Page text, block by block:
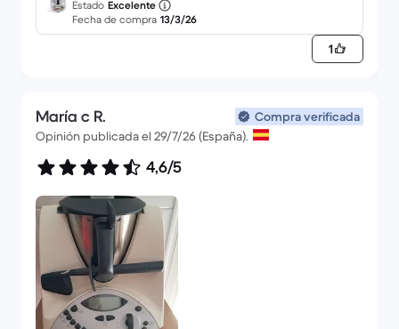
Estado Excelente
Fecha de compra 13/3/26
1
María c R.
Compra verificada
Opinión publicada el 29/7/26 (España).
4,6/5